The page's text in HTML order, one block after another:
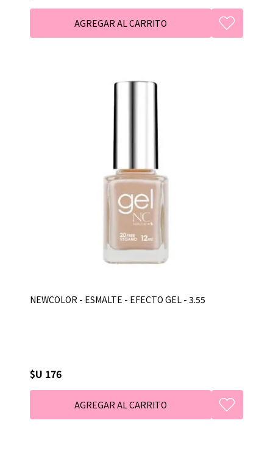
NEWCOLOR - ESMALTE - EFECTO GEL - 3.55
$U 176